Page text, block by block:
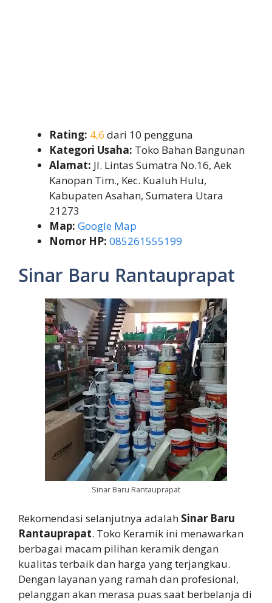
Rating: 4,6 dari 10 pengguna
Kategori Usaha: Toko Bahan Bangunan
Alamat: Jl. Lintas Sumatra No.16, Aek
Kanopan Tim., Kec. Kualuh Hulu,
Kabupaten Asahan, Sumatera Utara
21273
Map: Google Map
Nomor HP: 085261555199
Sinar Baru Rantauprapat
Sinar Baru Rantauprapat
Rekomendasi selanjutnya adalah Sinar Baru
Rantauprapat. Toko Keramik ini menawarkan
berbagai macam pilihan keramik dengan
kualitas terbaik dan harga yang terjangkau.
Dengan layanan yang ramah dan profesional,
pelanggan akan merasa puas saat berbelanja di